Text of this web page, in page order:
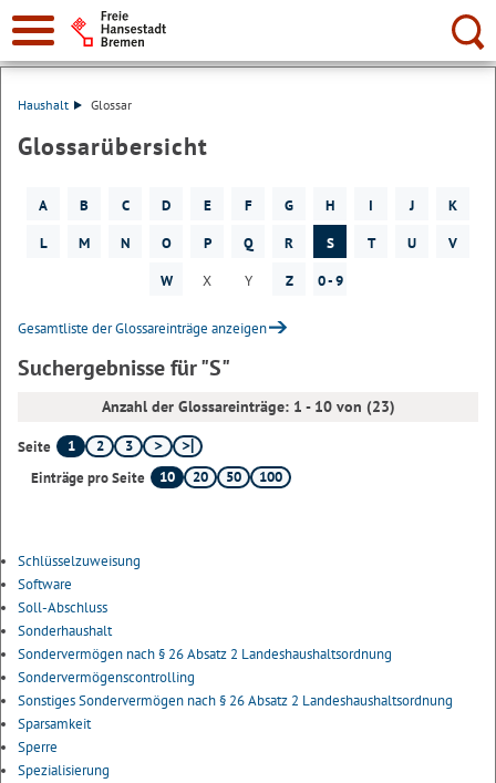
Suche:
Haushalt Glossar
Glossarübersicht
A B C D E F G H I J
K
L
M N O P Q R S T U
V
W
X Y Z 0 - 9
Gesamtliste der Glossareinträge anzeigen
Suchergebnisse für "S"
Anzahl der Glossareinträge: 1 - 10 von (23)
Seite 1 2
3
Einträge pro Seite
10 20 50 100
Schlüsselzuweisung
Software
Soll-Abschluss
Sonderhaushalt
Sondervermögen nach § 26 Absatz 2 Landeshaushaltsordnung
Sondervermögenscontrolling
Sonstiges Sondervermögen nach § 26 Absatz 2 Landeshaushaltsordnung
Sparsamkeit
Sperre
Spezialisierung